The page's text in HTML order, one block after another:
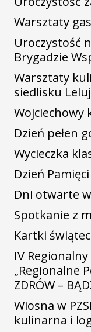
Warsztaty
Uroczystość
Brygadzie
Warsztaty
siedlisku
Wojciechowy
Dzień pełen
Wycieczka
Dzień
Dni otwarte w
Spotkanie z
Kartki
IV
„Regionalne
ZDRÓW –
Wiosna w
kulinarna i